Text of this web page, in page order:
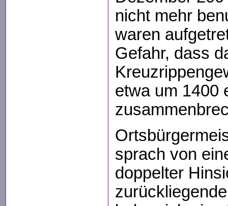
nicht mehr
waren
Gefahr, dass
etwa um 1400
sprach von
doppelter